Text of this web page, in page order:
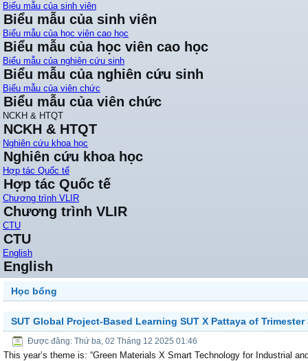
Biểu mẫu của sinh viên
Biểu mẫu của sinh viên
Biểu mẫu của học viên cao học
Biểu mẫu của học viên cao học
Biểu mẫu của nghiên cứu sinh
Biểu mẫu của nghiên cứu sinh
Biểu mẫu của viên chức
Biểu mẫu của viên chức
NCKH & HTQT
NCKH & HTQT
Nghiên cứu khoa học
Nghiên cứu khoa học
Hợp tác Quốc tế
Hợp tác Quốc tế
Chương trình VLIR
Chương trình VLIR
CTU
CTU
English
English
Học bổng
SUT Global Project-Based Learning SUT X Pattaya of Trimester
Được đăng: Thứ ba, 02 Tháng 12 2025 01:46
This year’s theme is: “Green Materials X Smart Technology for Industrial